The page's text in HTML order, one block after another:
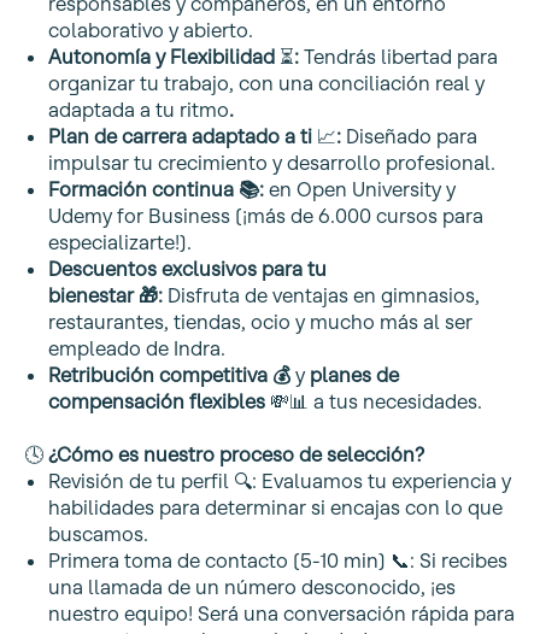
colaborativo y abierto.
Autonomía y Flexibilidad ⏳: Tendrás libertad para
organizar tu trabajo, con una conciliación real y
adaptada a tu ritmo.
Plan de carrera adaptado a ti 📈: Diseñado para
impulsar tu crecimiento y desarrollo profesional.
Formación continua 📚: en Open University y
Udemy for Business (¡más de 6.000 cursos para
especializarte!).
Descuentos exclusivos para tu
bienestar 🎁: Disfruta de ventajas en gimnasios,
restaurantes, tiendas, ocio y mucho más al ser
empleado de Indra.
Retribución competitiva 💰 y planes de
compensación flexibles 💸📊 a tus necesidades.
🕓 ¿Cómo es nuestro proceso de selección?
Revisión de tu perfil 🔍: Evaluamos tu experiencia y
habilidades para determinar si encajas con lo que
buscamos.
Primera toma de contacto (5-10 min) 📞: Si recibes
una llamada de un número desconocido, ¡es
nuestro equipo! Será una conversación rápida para